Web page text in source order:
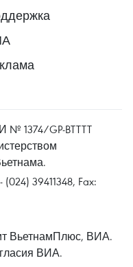
1374/GP-BTTTT
39411348, Fax:
ВьетнамПлюс, ВИА.
ВИА.